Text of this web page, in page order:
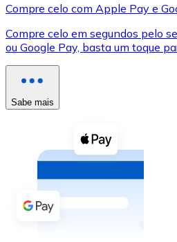
XRP
XRP
Cupons cripto
Comprar com dinheiro
Compre celo com Apple Pay e
Compre celo em segundos pelo
ou Google Pay, basta um toque
Sabe mais